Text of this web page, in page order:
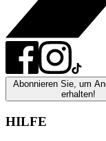
Abonnieren Sie, um
erhalten!
HILFE